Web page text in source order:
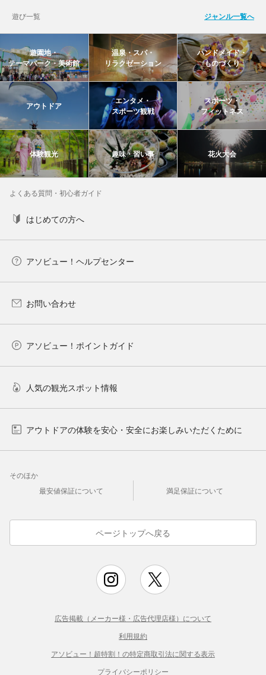
遊び一覧 ジャンル一覧へ
遊園地・
テーマパーク・美術館
温泉・スパ・
リラクゼーション
ハンドメイド・
ものづくり
アウトドア
エンタメ・
スポーツ観戦
スポーツ・
フィットネス
体験観光 趣味・習い事 花火大会
よくある質問・初心者ガイド
はじめての方へ
アソビュー！ヘルプセンター
お問い合わせ
アソビュー！ポイントガイド
人気の観光スポット情報
アウトドアの体験を安心・安全にお楽しみいただくために
そのほか
最安値保証について
満足保証について
ページトップへ戻る
広告掲載（メーカー様・広告代理店様）について
利用規約
アソビュー！超特割！の特定商取引法に関する表示
プライバシーポリシー